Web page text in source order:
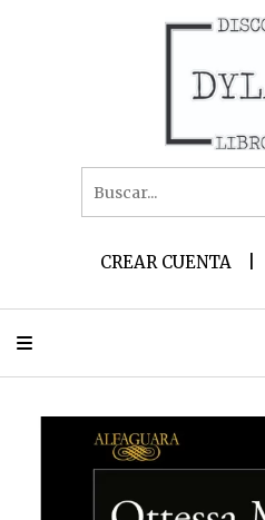
CREAR CUENTA